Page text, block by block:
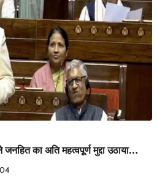
का अति महत्वपूर्ण मुद्दा उठाया…